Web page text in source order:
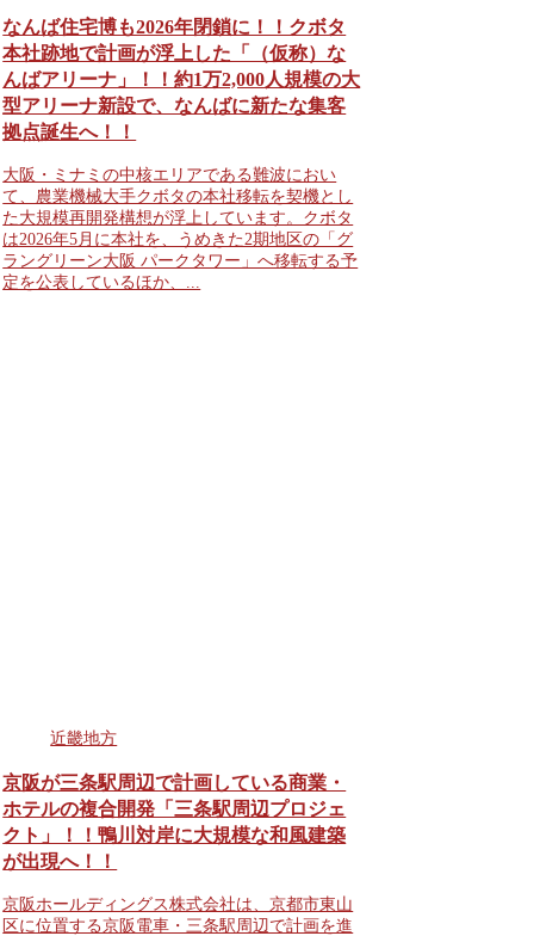
なんば住宅博も2026年閉鎖に！！クボタ
本社跡地で計画が浮上した「（仮称）な
んばアリーナ」！！約1万2,000人規模の大
型アリーナ新設で、なんばに新たな集客
拠点誕生へ！！
大阪・ミナミの中核エリアである難波におい
て、農業機械大手クボタの本社移転を契機とし
た大規模再開発構想が浮上しています。クボタ
は2026年5月に本社を、うめきた2期地区の「グ
ラングリーン大阪 パークタワー」へ移転する予
定を公表しているほか、...
近畿地方
京阪が三条駅周辺で計画している商業・
ホテルの複合開発「三条駅周辺プロジェ
クト」！！鴨川対岸に大規模な和風建築
が出現へ！！
京阪ホールディングス株式会社は、京都市東山
区に位置する京阪電車・三条駅周辺で計画を進